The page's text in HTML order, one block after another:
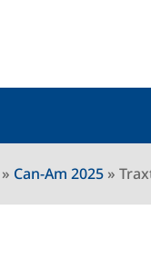
» Can-Am 2025 »